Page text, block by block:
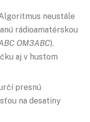
neustále
rádioamatérskou
OM3ABC).
aj v hustom
presnú
na desatiny